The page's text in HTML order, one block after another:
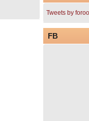
Tweets by
FB